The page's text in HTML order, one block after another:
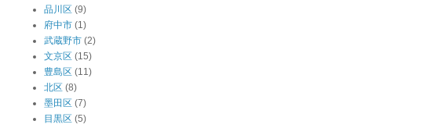
品川区 (9)
府中市 (1)
武蔵野市 (2)
文京区 (15)
豊島区 (11)
北区 (8)
墨田区 (7)
目黒区 (5)